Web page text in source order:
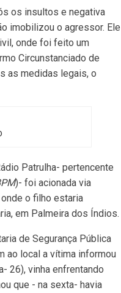
os insultos e negativa
imobilizou o agressor. Ele
onde foi feito um
Circunstanciado de
as medidas legais, o
Patrulha- pertencente
)- foi acionada via
o filho estaria
em Palmeira dos Índios.
de Segurança Pública
ao local a vítima informou
26), vinha enfrentando
que - na sexta- havia